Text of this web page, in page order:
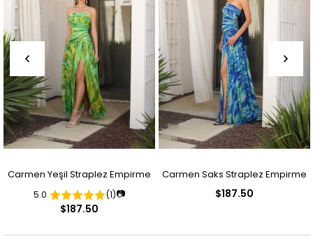
Carmen Yeşil Straplez Empirme
Desenli Abiye Elbise
5.0 (1)📷
$187.50
Carmen Saks Straplez Empirme
$187.50